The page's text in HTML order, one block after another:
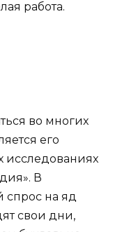
работа.
во многих
его
исследованиях
В
спрос на яд
свои дни,